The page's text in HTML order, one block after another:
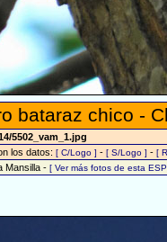
bataraz chico -
5502_vam_1.jpg
los datos: [ C/Logo ] - [ S/Logo ] - [
Mansilla - [ Ver más fotos de esta